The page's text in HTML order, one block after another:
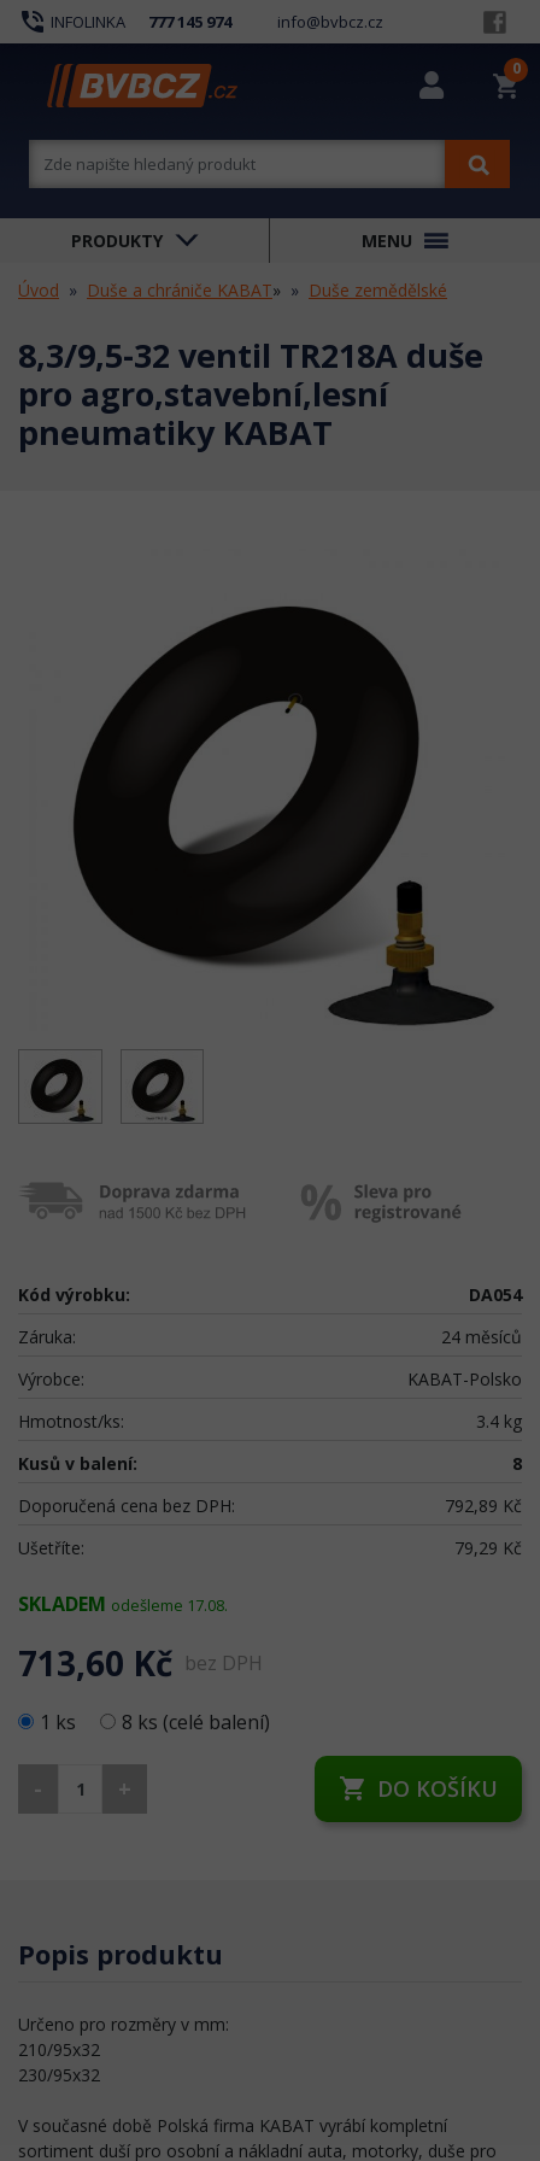
phone_in_talk INFOLINKA 777 145 974 info@bvbcz.cz
shopping_cart
0
PRODUKTY MENU
Úvod Duše a chrániče KABAT» Duše zemědělské
8,3/9,5-32 ventil TR218A duše
pro agro,stavební,lesní
pneumatiky KABAT
Kód výrobku:
DA054
Záruka:
24 měsíců
Výrobce:
KABAT-Polsko
Hmotnost/ks:
3.4 kg
Kusů v balení:
8
Doporučená cena bez DPH:
792,89 Kč
Ušetříte:
79,29 Kč
SKLADEM odešleme 17.08.
713,60 Kč bez DPH
1 ks 8 ks (celé balení)
- + shopping_cart DO KOŠÍKU
Popis produktu
Určeno pro rozměry v mm:
210/95x32
230/95x32
V současné době Polská firma KABAT vyrábí kompletní
sortiment duší pro osobní a nákladní auta, motorky, duše pro